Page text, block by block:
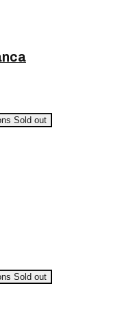
Sold out
Sold out